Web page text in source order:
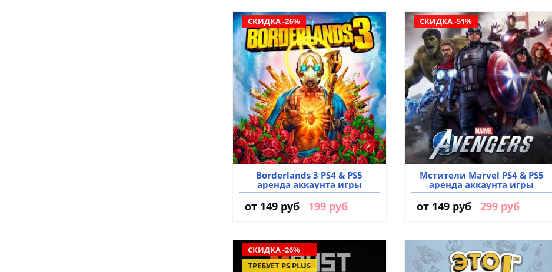
СКИДКА -26%
Borderlands 3 PS4 & PS5
аренда аккаунта игры
от 149 руб 199 руб
СКИДКА -51%
Мстители Marvel PS4 & PS5
аренда аккаунта игры
от 149 руб 299 руб
СКИДКА -26%
ТРЕБУЕТ PS PLUS